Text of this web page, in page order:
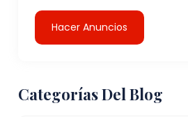
Hacer Anuncios
Categorías Del Blog